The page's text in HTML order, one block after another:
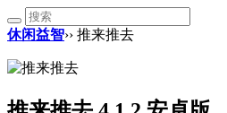
休闲益智›› 推来推去